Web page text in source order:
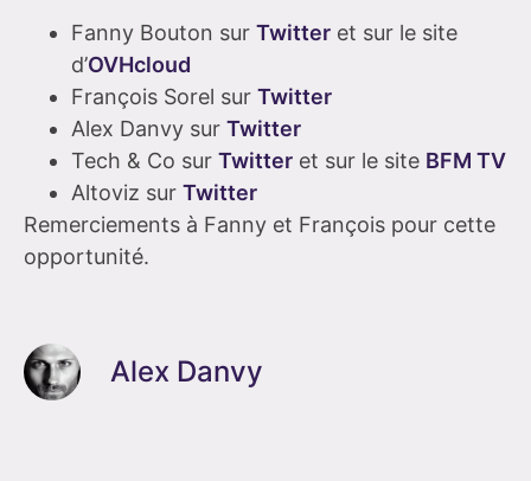
Fanny Bouton sur Twitter et sur le site
d’OVHcloud
François Sorel sur Twitter
Alex Danvy sur Twitter
Tech & Co sur Twitter et sur le site BFM TV
Altoviz sur Twitter
Remerciements à Fanny et François pour cette
opportunité.
Alex Danvy